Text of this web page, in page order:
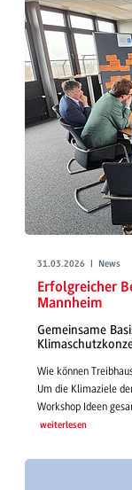
31.03.2026 | News
Erfolgreicher
Mannheim
Gemeinsame
Wie können
Um die Klimaziele
Workshop Ideen
weiterlesen